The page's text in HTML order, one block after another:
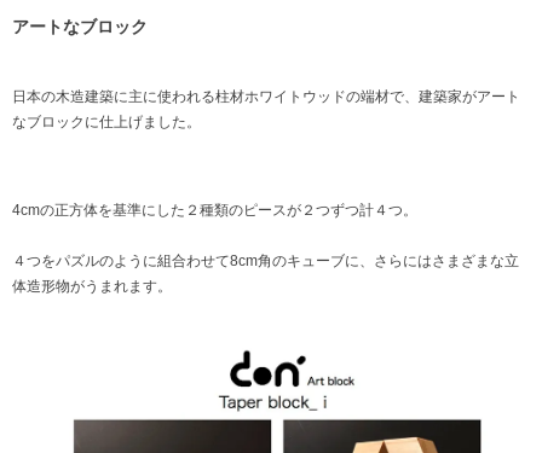
アートなブロック
日本の木造建築に主に使われる柱材ホワイトウッドの端材で、建築家がアート
なブロックに仕上げました。
4cmの正方体を基準にした２種類のピースが２つずつ計４つ。
４つをパズルのように組合わせて8cm角のキューブに、さらにはさまざまな立
体造形物がうまれます。